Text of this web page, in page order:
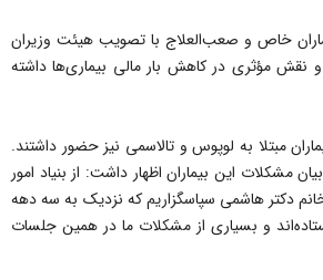
خاص و صعب‌العلاج با تصویب هیئت وزیران
شده و نقش مؤثری در کاهش بار مالی بیماری‌ها داشته
مبتلا به لوپوس و تالاسمی نیز حضور داشتند.
بیان مشکلات این بیماران اظهار داشت: از بنیاد امور
دکتر هاشمی سپاسگزاریم که نزدیک به سه دهه
و بسیاری از مشکلات ما در همین جلسات